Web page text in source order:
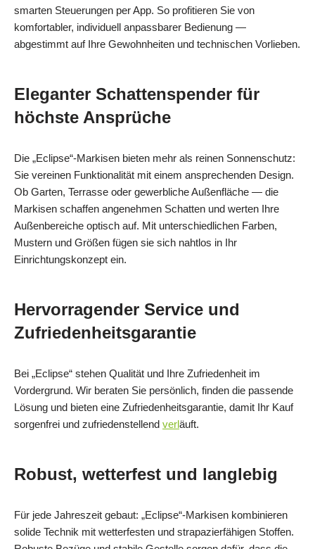
smarten Steuerungen per App. So profitieren Sie von
komfortabler, individuell anpassbarer Bedienung —
abgestimmt auf Ihre Gewohnheiten und technischen Vorlieben.
Eleganter Schattenspender für
höchste Ansprüche
Die „Eclipse“-Markisen bieten mehr als reinen Sonnenschutz:
Sie vereinen Funktionalität mit einem ansprechenden Design.
Ob Garten, Terrasse oder gewerbliche Außenfläche — die
Markisen schaffen angenehmen Schatten und werten Ihre
Außenbereiche optisch auf. Mit unterschiedlichen Farben,
Mustern und Größen fügen sie sich nahtlos in Ihr
Einrichtungskonzept ein.
Hervorragender Service und
Zufriedenheitsgarantie
Bei „Eclipse“ stehen Qualität und Ihre Zufriedenheit im
Vordergrund. Wir beraten Sie persönlich, finden die passende
Lösung und bieten eine Zufriedenheitsgarantie, damit Ihr Kauf
sorgenfrei und zufriedenstellend verläuft.
Robust, wetterfest und langlebig
Für jede Jahreszeit gebaut: „Eclipse“-Markisen kombinieren
solide Technik mit wetterfesten und strapazierfähigen Stoffen.